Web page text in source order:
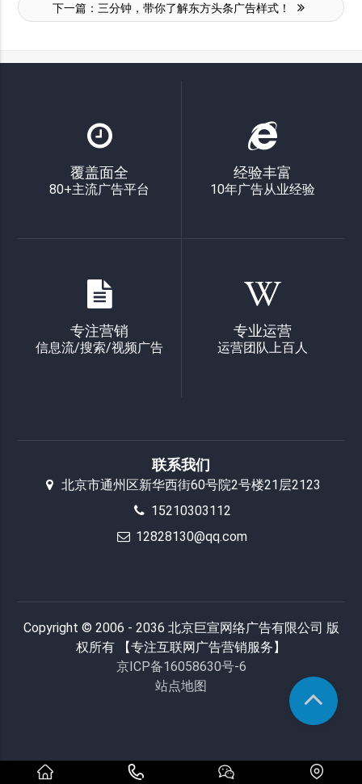
下一篇： 三分钟，带你了解东方头条广告样式！
覆盖面全
80+主流广告平台
经验丰富
10年广告从业经验
专注营销
信息流/搜索/视频广告
专业运营
运营团队上百人
联系我们
北京市通州区新华西街60号院2号楼21层2123
15210303112
12828130@qq.com
Copyright © 2006 - 2036 北京巨宣网络广告有限公司 版
权所有 【专注互联网广告营销服务】
京ICP备16058630号-6
站点地图